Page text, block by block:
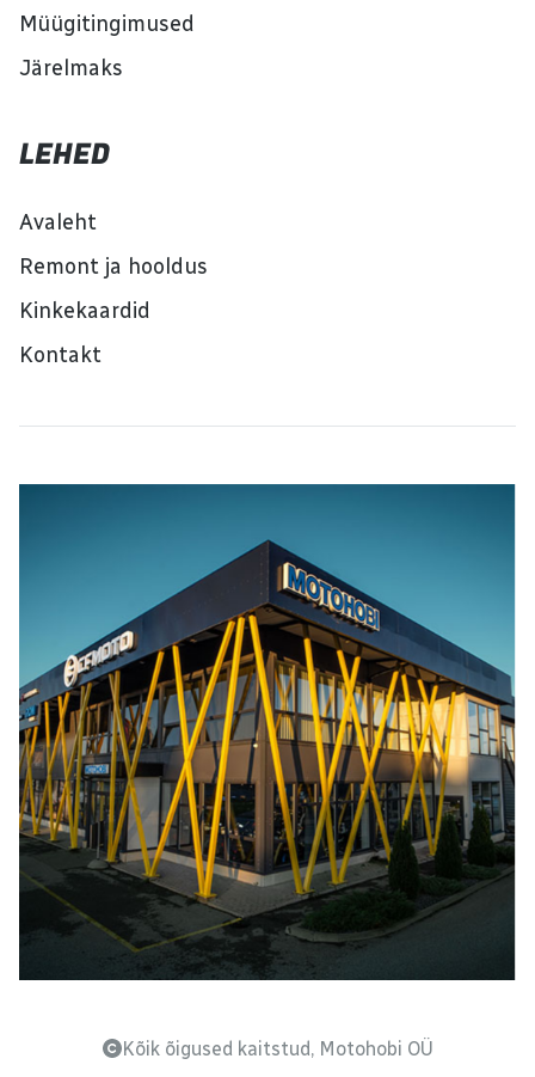
Müügitingimused
Järelmaks
LEHED
Avaleht
Remont ja hooldus
Kinkekaardid
Kontakt
Kõik õigused kaitstud, Motohobi OÜ